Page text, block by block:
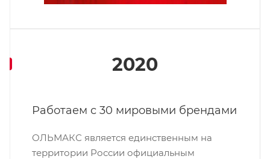
2020
Работаем с 30 мировыми брендами
ОЛЬМАКС является единственным на
территории России официальным